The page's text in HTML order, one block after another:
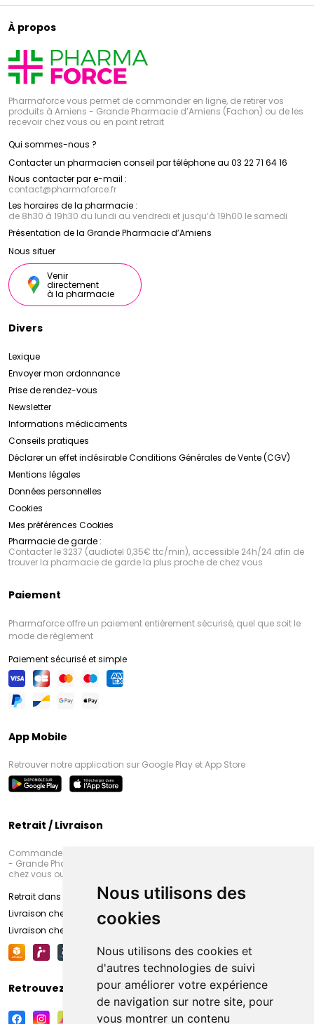
Nous utilisons des
cookies
Nous utilisons des cookies et
d'autres technologies de suivi
pour améliorer votre expérience
de navigation sur notre site, pour
vous montrer un contenu
À propos
Pharmaforce vous permet de commander en ligne, de retirer vos
produits à Amiens - Grande Pharmacie d’Amiens (Fachon) ou de les
recevoir chez vous ou en point retrait
Qui sommes-nous ?
Contacter un pharmacien conseil par téléphone au 03 22 71 64 16
Nous contacter par e-mail :
contact@pharmaforce.fr
Les horaires de la pharmacie :
de 8h30 à 19h30 du lundi au vendredi et jusqu’à 19h00 le samedi
Présentation de la Grande Pharmacie d’Amiens
Nous situer
Venir
directement
à la pharmacie
Divers
Lexique
Envoyer mon ordonnance
Prise de rendez-vous
Newsletter
Informations médicaments
Conseils pratiques
Déclarer un effet indésirableConditions Générales de Vente (CGV)
Mentions légales
Données personnelles
Cookies
Mes préférences Cookies
Pharmacie de garde :
Contacter le 3237 (audiotel 0,35€ ttc/min), accessible 24h/24 afin de
trouver la pharmacie de garde la plus proche de chez vous
Paiement
Pharmaforce offre un paiement entièrement sécurisé, quel que soit le
mode de règlement
Paiement sécurisé et simple
App Mobile
Retrouver notre application sur Google Play et App Store
Retrait / Livraison
Commandez en ligne et venez chercher votre commande à Amiens
- Grande Pharmacie d’Amiens (Fachon) ou recevez-là rapidement
chez vous ou en point retrait
Retrait dans la pharmacie d’Amiens
Livraison chez vous
Livraison chez votre commerçant
Retrouvez-nous sur vos réseaux sociaux